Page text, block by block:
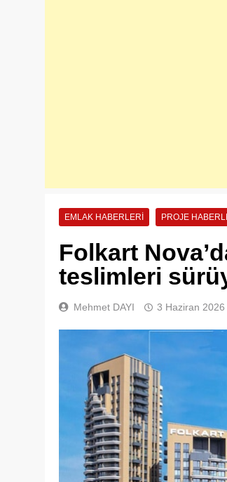
EMLAK HABERLERI PROJE
Folkart
teslimleri
Mehmet DAYI 3 Haziran 2026